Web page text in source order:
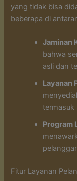
yang tidak bisa
beberapa di
Jaminan
bahwa
asli dan
Layanan
termasuk
Program
Fitur Layanan